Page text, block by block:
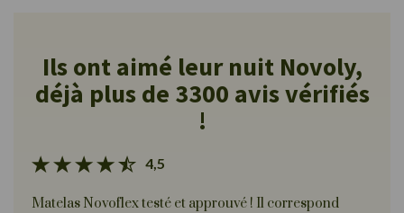
Ils ont aimé leur nuit Novoly,
déjà plus de 3300 avis vérifiés
!
4,5
Matelas Novoflex testé et approuvé ! Il correspond